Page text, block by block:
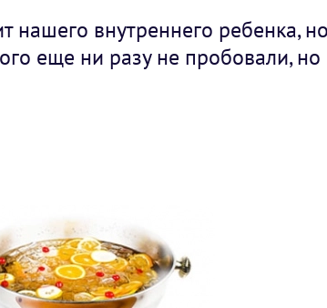
нашего внутреннего ребенка,
еще ни разу не пробовали, но